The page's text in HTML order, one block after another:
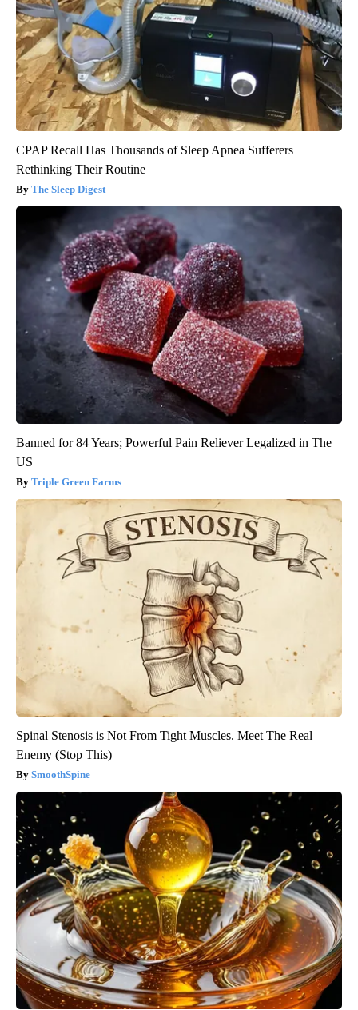
CPAP Recall Has Thousands of Sleep Apnea Sufferers
Rethinking Their Routine
The Sleep Digest
Banned for 84 Years; Powerful Pain Reliever Legalized in The
US
Triple Green Farms
Spinal Stenosis is Not From Tight Muscles. Meet The Real
Enemy (Stop This)
SmoothSpine